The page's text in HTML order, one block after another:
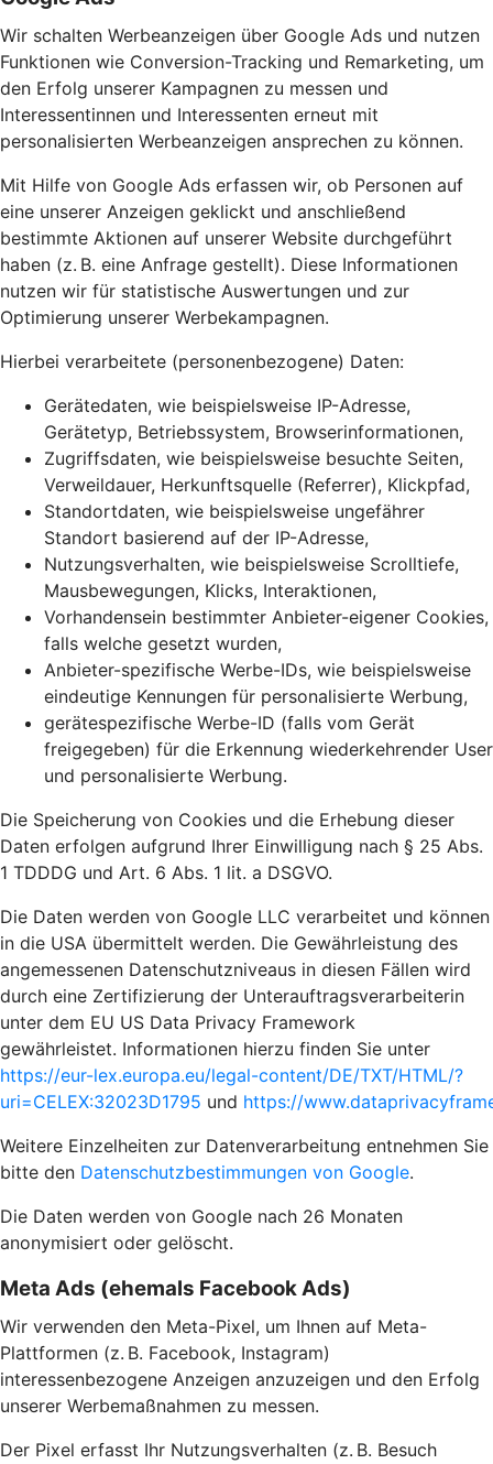
Wir schalten Werbeanzeigen über Google Ads und nutzen
Funktionen wie Conversion-Tracking und Remarketing, um
den Erfolg unserer Kampagnen zu messen und
Interessentinnen und Interessenten erneut mit
personalisierten Werbeanzeigen ansprechen zu können.
Mit Hilfe von Google Ads erfassen wir, ob Personen auf
eine unserer Anzeigen geklickt und anschließend
bestimmte Aktionen auf unserer Website durchgeführt
haben (z. B. eine Anfrage gestellt). Diese Informationen
nutzen wir für statistische Auswertungen und zur
Optimierung unserer Werbekampagnen.
Hierbei verarbeitete (personenbezogene) Daten:
Gerätedaten, wie beispielsweise IP-Adresse,
Gerätetyp, Betriebssystem, Browserinformationen,
Zugriffsdaten, wie beispielsweise besuchte Seiten,
Verweildauer, Herkunftsquelle (Referrer), Klickpfad,
Standortdaten, wie beispielsweise ungefährer
Standort basierend auf der IP-Adresse,
Nutzungsverhalten, wie beispielsweise Scrolltiefe,
Mausbewegungen, Klicks, Interaktionen,
Vorhandensein bestimmter Anbieter-eigener Cookies,
falls welche gesetzt wurden,
Anbieter-spezifische Werbe-IDs, wie beispielsweise
eindeutige Kennungen für personalisierte Werbung,
gerätespezifische Werbe-ID (falls vom Gerät
freigegeben) für die Erkennung wiederkehrender User
und personalisierte Werbung.
Die Speicherung von Cookies und die Erhebung dieser
Daten erfolgen aufgrund Ihrer Einwilligung nach § 25 Abs.
1 TDDDG und Art. 6 Abs. 1 lit. a DSGVO.
Die Daten werden von Google LLC verarbeitet und können
in die USA übermittelt werden. Die Gewährleistung des
angemessenen Datenschutzniveaus in diesen Fällen wird
durch eine Zertifizierung der Unterauftragsverarbeiterin
unter dem EU US Data Privacy Framework
gewährleistet. Informationen hierzu finden Sie unter
https://eur-lex.europa.eu/legal-content/DE/TXT/HTML/?
uri=CELEX:32023D1795 und https://
Weitere Einzelheiten zur Datenverarbeitung entnehmen Sie
bitte den Datenschutzbestimmungen von Google.
Die Daten werden von Google nach 26 Monaten
anonymisiert oder gelöscht.
Meta Ads (ehemals Facebook Ads)
Wir verwenden den Meta-Pixel, um Ihnen auf Meta-
Plattformen (z. B. Facebook, Instagram)
interessenbezogene Anzeigen anzuzeigen und den Erfolg
unserer Werbemaßnahmen zu messen.
Der Pixel erfasst Ihr Nutzungsverhalten (z. B. Besuch